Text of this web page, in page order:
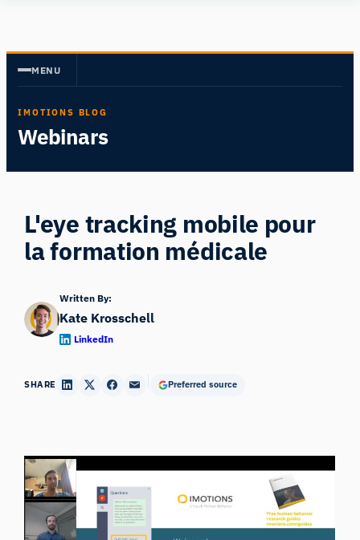
contenu
MENU
IMOTIONS BLOG
Webinars
L'eye tracking mobile pour
la formation médicale
Written By:
Kate Krosschell
LinkedIn
SHARE Preferred source